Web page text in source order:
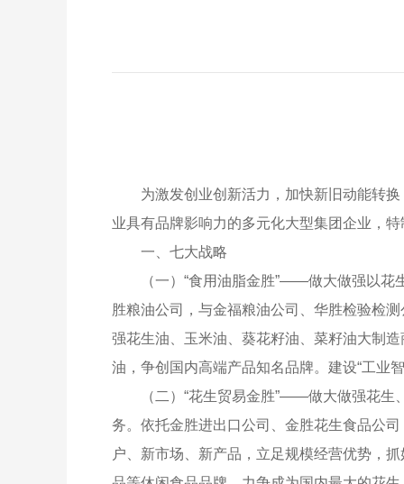
为激发创业创新活力，加快新旧动能转
业具有品牌影响力的多元化大型集团企业，
一、七大战略
（一）“食用油脂金胜”——做大做强以
胜粮油公司，与金福粮油公司、华胜检验检
强花生油、玉米油、葵花籽油、菜籽油大制
油，争创国内高端产品知名品牌。建设“工业
（二）“花生贸易金胜”——做大做强花
务。依托金胜进出口公司、金胜花生食品公
户、新市场、新产品，立足规模经营优势，